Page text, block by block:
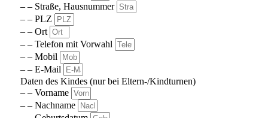
– – Straße, Hausnummer
– – PLZ
– – Ort
– – Telefon mit Vorwahl
– – Mobil
– – E-Mail
Daten des Kindes (nur bei Eltern-/Kindturnen)
– – Vorname
– – Nachname